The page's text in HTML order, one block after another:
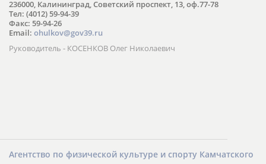
236000, Калининград, Советский проспект, 13, оф.77-78
Тел: (4012) 59-94-39
Факс: 59-94-26
Email: ohulkov@gov39.ru
Руководитель - КОСЕНКОВ Олег Николаевич
Агентство по физической культуре и спорту Камчатского